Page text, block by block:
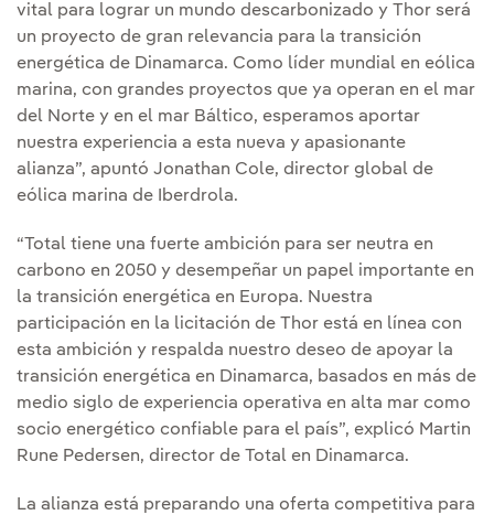
vital para lograr un mundo descarbonizado y Thor será
un proyecto de gran relevancia para la transición
energética de Dinamarca. Como líder mundial en eólica
marina, con grandes proyectos que ya operan en el mar
del Norte y en el mar Báltico, esperamos aportar
nuestra experiencia a esta nueva y apasionante
alianza”, apuntó Jonathan Cole, director global de
eólica marina de Iberdrola.
“Total tiene una fuerte ambición para ser neutra en
carbono en 2050 y desempeñar un papel importante en
la transición energética en Europa. Nuestra
participación en la licitación de Thor está en línea con
esta ambición y respalda nuestro deseo de apoyar la
transición energética en Dinamarca, basados en más de
medio siglo de experiencia operativa en alta mar como
socio energético confiable para el país”, explicó Martin
Rune Pedersen, director de Total en Dinamarca.
La alianza está preparando una oferta competitiva para